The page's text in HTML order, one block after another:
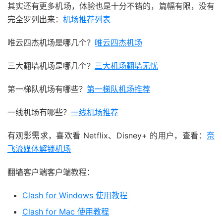
其实还有更多机场，体验也是十分不错的，篇幅有限，没有
完全罗列出来： 机场推荐列表
唯云四杰机场是哪几个？ 唯云四杰机场
三大翻墙机场是哪几个？ 三大机场翻墙无忧
第一梯队机场有哪些？ 第一梯队机场推荐
一线机场有哪些？ 一线机场推荐
有观影需求，喜欢看 Netflix、Disney+ 的用户，查看： 奈
飞流媒体解锁机场
翻墙客户端客户端教程：
Clash for Windows 使用教程
Clash for Mac 使用教程